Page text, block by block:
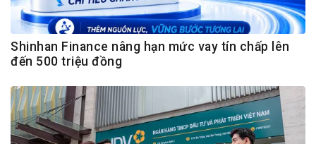
Shinhan Finance nâng hạn mức vay tín chấp lên
đến 500 triệu đồng